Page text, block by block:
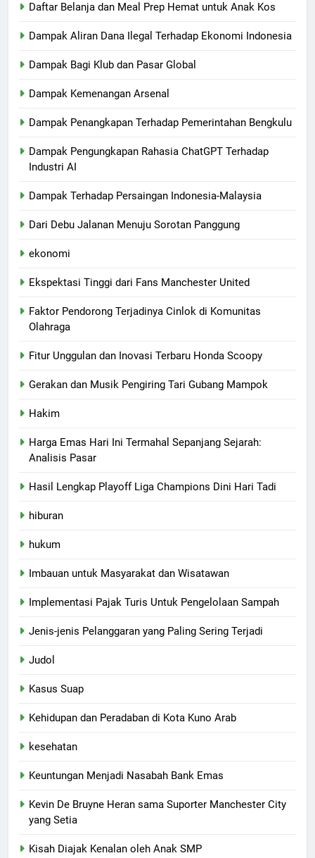
Daftar Belanja dan Meal Prep Hemat untuk Anak Kos
Dampak Aliran Dana Ilegal Terhadap Ekonomi Indonesia
Dampak Bagi Klub dan Pasar Global
Dampak Kemenangan Arsenal
Dampak Penangkapan Terhadap Pemerintahan Bengkulu
Dampak Pengungkapan Rahasia ChatGPT Terhadap
Industri AI
Dampak Terhadap Persaingan Indonesia-Malaysia
Dari Debu Jalanan Menuju Sorotan Panggung
ekonomi
Ekspektasi Tinggi dari Fans Manchester United
Faktor Pendorong Terjadinya Cinlok di Komunitas
Olahraga
Fitur Unggulan dan Inovasi Terbaru Honda Scoopy
Gerakan dan Musik Pengiring Tari Gubang Mampok
Hakim
Harga Emas Hari Ini Termahal Sepanjang Sejarah:
Analisis Pasar
Hasil Lengkap Playoff Liga Champions Dini Hari Tadi
hiburan
hukum
Imbauan untuk Masyarakat dan Wisatawan
Implementasi Pajak Turis Untuk Pengelolaan Sampah
Jenis-jenis Pelanggaran yang Paling Sering Terjadi
Judol
Kasus Suap
Kehidupan dan Peradaban di Kota Kuno Arab
kesehatan
Keuntungan Menjadi Nasabah Bank Emas
Kevin De Bruyne Heran sama Suporter Manchester City
yang Setia
Kisah Diajak Kenalan oleh Anak SMP